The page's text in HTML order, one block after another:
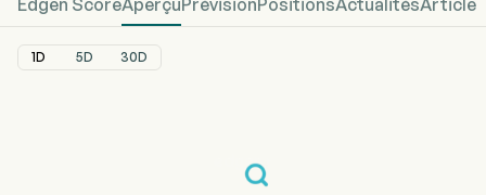
Edgen ScoreAperçuPrévisionPositionsActualitésArticle
1D 5D 30D